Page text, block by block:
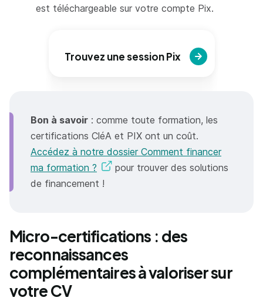
est téléchargeable sur votre compte Pix.
Trouvez une session Pix
Bon à savoir : comme toute formation, les
certifications CléA et PIX ont un coût.
Accédez à notre dossier Comment financer
ma formation ?
pour trouver des solutions
de financement !
Micro-certifications : des
reconnaissances
complémentaires à valoriser sur
votre CV